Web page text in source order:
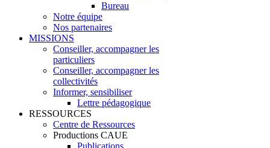
Bureau
Notre équipe
Nos partenaires
MISSIONS
Conseiller, accompagner les
particuliers
Conseiller, accompagner les
collectivités
Informer, sensibiliser
Lettre pédagogique
RESSOURCES
Centre de Ressources
Productions CAUE
Publications